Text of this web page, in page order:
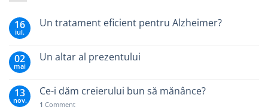
16
iul.
Un tratament eficient pentru Alzheimer?
02
mai
Un altar al prezentului
13
nov.
Ce-i dăm creierului bun să mănânce?
1 Comment